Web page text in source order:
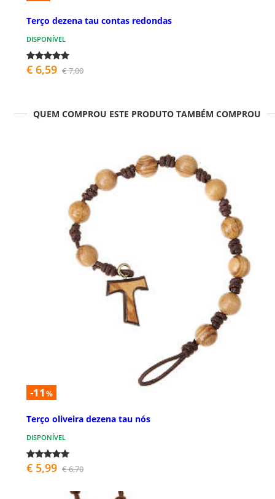
Terço dezena tau contas redondas
DISPONÍVEL
€ 6,59 € 7,00
QUEM COMPROU ESTE PRODUTO TAMBÉM COMPROU
-11 %
Terço oliveira dezena tau nós
DISPONÍVEL
€ 5,99 € 6,70